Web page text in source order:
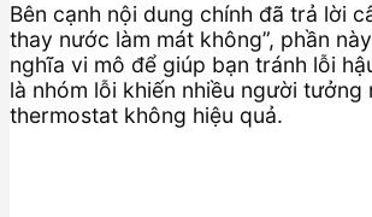
Bên cạnh nội dung chính đã trả lời
thay nước làm mát không”, phần
nghĩa vi mô để giúp bạn tránh lỗi
là nhóm lỗi khiến nhiều người tưởng
thermostat không hiệu quả.